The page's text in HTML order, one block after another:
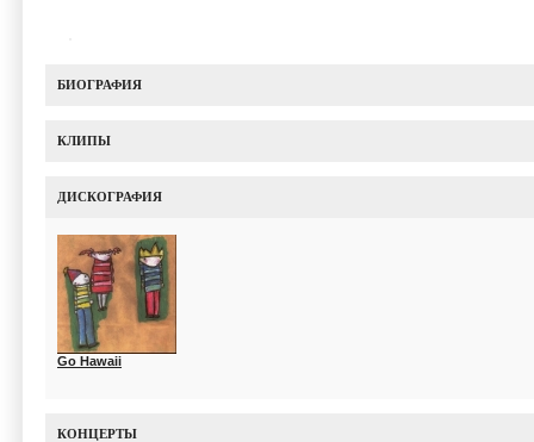
БИОГРАФИЯ
КЛИПЫ
ДИСКОГРАФИЯ
Go Hawaii
КОНЦЕРТЫ